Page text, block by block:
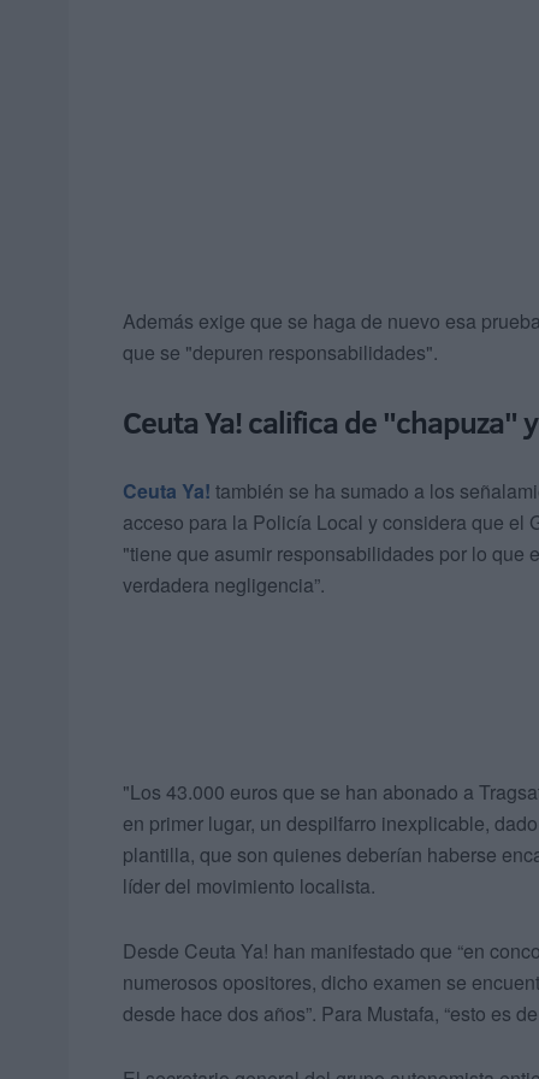
Además exige que se haga de nuevo esa
que se "depuren responsabilidades".
Ceuta Ya! califica de
Ceuta Ya! también se ha sumado a los
acceso para la Policía Local y considera que el
"tiene que asumir responsabilidades por lo que
verdadera negligencia”.
"Los 43.000 euros que se han abonado a
en primer lugar, un despilfarro inexplicable,
plantilla, que son quienes deberían haberse
líder del movimiento localista.
Desde Ceuta Ya! han manifestado que “en
numerosos opositores, dicho examen se
desde hace dos años”. Para Mustafa, “esto es